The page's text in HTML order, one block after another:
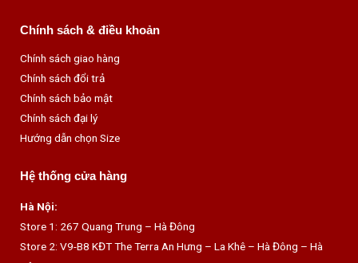
Chính sách & điều khoản
Chính sách giao hàng
Chính sách đổi trả
Chính sách bảo mật
Chính sách đại lý
Hướng dẫn chọn Size
Hệ thống cửa hàng
Hà Nội:
Store 1: 267 Quang Trung – Hà Đông
Store 2: V9-B8 KĐT The Terra An Hưng – La Khê – Hà Đông – Hà